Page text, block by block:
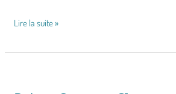
Lire la suite »